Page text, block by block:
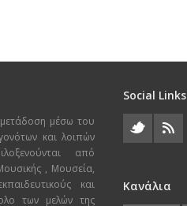
μέσω του
και λοιπών
από
, Μουσεία,
και
των μελών της
Social Links
Κανάλια